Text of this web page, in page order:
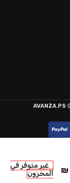
AVANZA.PS
₪
غير متوفر في
المخزون